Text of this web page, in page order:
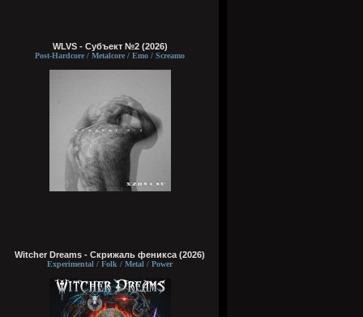
WLVS - Субъект №2 (2026)
Post-Hardcore / Metalcore / Emo / Screamo
Witcher Dreams - Скрижаль феникса (2026)
Experimental / Folk / Metal / Power